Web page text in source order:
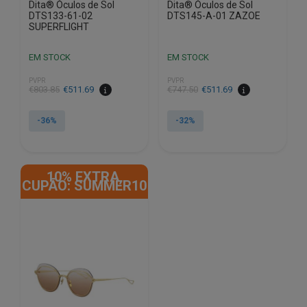
Dita® Óculos de Sol
DTS133-61-02
SUPERFLIGHT
EM STOCK
PVPR
€803.85
O
original
€511.69
O
atual
-36%
Dita® Óculos de Sol
DTS145-A-01 ZAZOE
EM STOCK
PVPR
€747.50
O
original
€511.69
O
atual
-32%
10% EXTRA,
CUPÃO: SUMMER10